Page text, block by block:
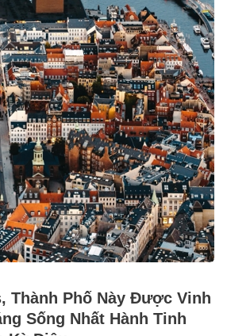
Thành Phố Này Được Vinh
Sống Nhất Hành Tinh